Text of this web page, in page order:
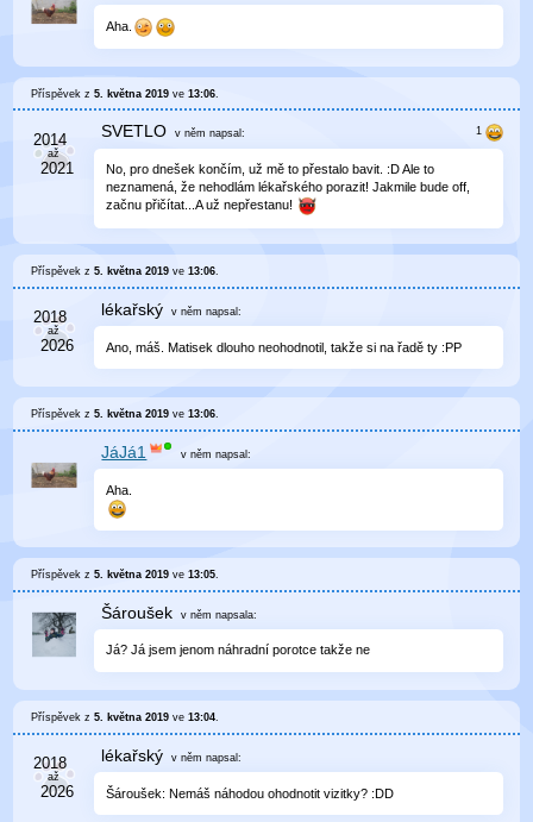
Aha.
Příspěvek z5. května 2019 ve13:06
SVETLO v něm napsal:
No, pro dnešek končím, už mě to přestalo bavit. :D Ale to
neznamená, že nehodlám lékařského porazit! Jakmile bude off,
začnu přičítat...A už nepřestanu!
Příspěvek z5. května 2019 ve13:06.
lékařský v něm napsal:
Ano, máš. Matisek dlouho neohodnotil, takže si na řadě ty :PP
Příspěvek z5. května 2019 ve13:06.
JáJá1 v něm napsal:
Aha.
Příspěvek z5. května 2019 ve13:05
Šároušek v něm napsala:
Já? Já jsem jenom náhradní porotce takže ne
Příspěvek z5. května 2019 ve13:04.
lékařský v něm napsal:
Šároušek: Nemáš náhodou ohodnotit vizitky? :DD